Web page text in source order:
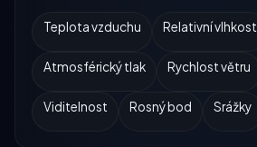
Teplota vzduchu Relativní vlhkost
Atmosférický tlak Rychlost větru
Viditelnost Rosný bod Srážky